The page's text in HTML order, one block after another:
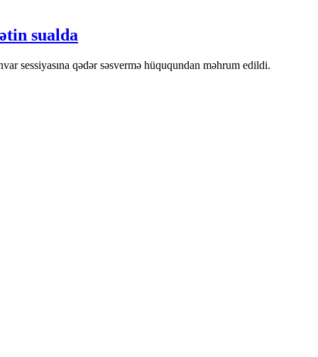
sualda
sessiyasına qədər səsvermə hüququndan məhrum edildi.